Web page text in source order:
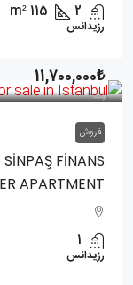
2
115
m²
رزیدانس
11,700,000₺
فروش
FİNANS
APARTMENT
1
رزیدانس